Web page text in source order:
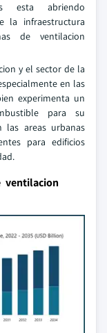
esta abriendo
la infraestructura
de ventilacion
y el sector de la
en las
experimenta un
para su
las areas urbanas
para edificios
ventilacion